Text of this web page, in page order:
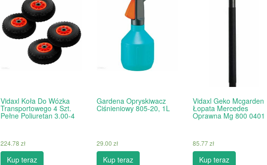
Vidaxl Koła Do Wózka
Transportowego 4 Szt.
Pełne Poliuretan 3.00-4
224.78 zł
Kup teraz
Gardena Opryskiwacz
Ciśnieniowy 805-20, 1L
29.00 zł
Kup teraz
Vidaxl Geko Mcgarden
Łopata Mercedes
Oprawna Mg 800 0401
85.77zł
Kup teraz